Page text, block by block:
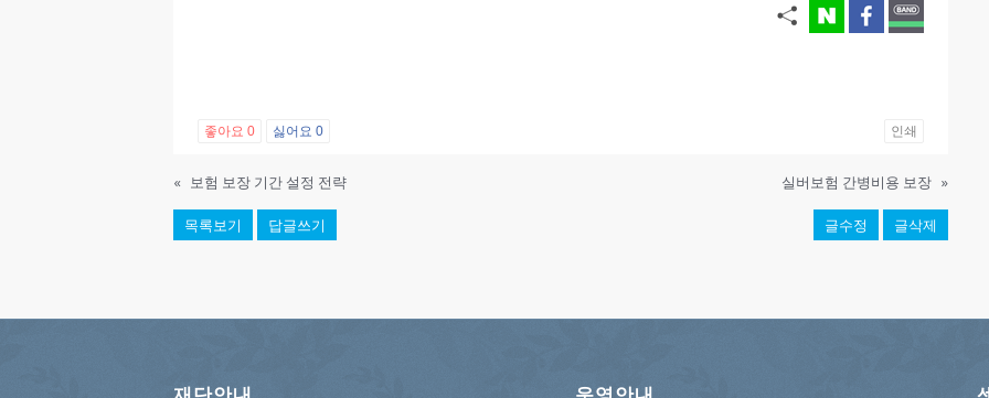
좋아요 0 싫어요 0 인쇄
« 보험 보장 기간 설정 전략 실버보험 간병비용 보장 »
목록보기 답글쓰기 글수정 글삭제